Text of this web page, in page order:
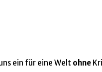
ein für eine Welt ohne